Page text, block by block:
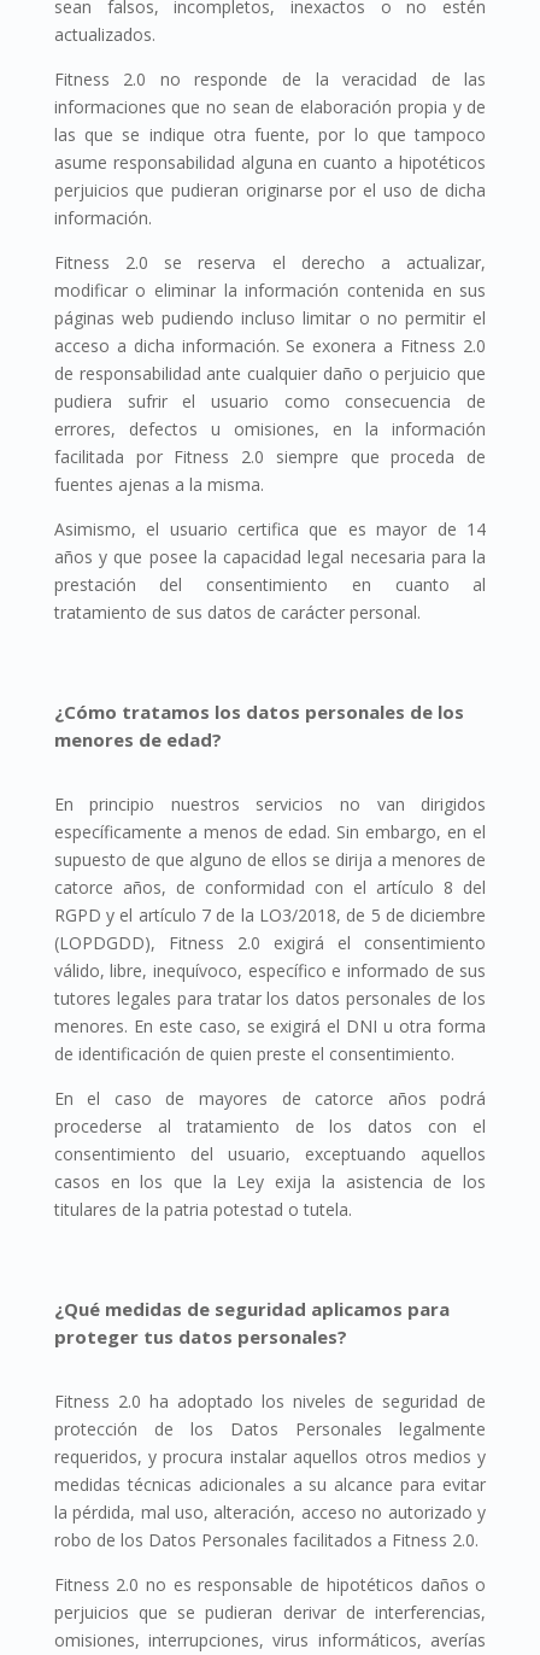
sean falsos, incompletos, inexactos o no estén
actualizados.
Fitness 2.0 no responde de la veracidad de las
informaciones que no sean de elaboración propia y de
las que se indique otra fuente, por lo que tampoco
asume responsabilidad alguna en cuanto a hipotéticos
perjuicios que pudieran originarse por el uso de dicha
información.
Fitness 2.0 se reserva el derecho a actualizar,
modificar o eliminar la información contenida en sus
páginas web pudiendo incluso limitar o no permitir el
acceso a dicha información. Se exonera a Fitness 2.0
de responsabilidad ante cualquier daño o perjuicio que
pudiera sufrir el usuario como consecuencia de
errores, defectos u omisiones, en la información
facilitada por Fitness 2.0 siempre que proceda de
fuentes ajenas a la misma.
Asimismo, el usuario certifica que es mayor de 14
años y que posee la capacidad legal necesaria para la
prestación del consentimiento en cuanto al
tratamiento de sus datos de carácter personal.
¿Cómo tratamos los datos personales de los
menores de edad?
En principio nuestros servicios no van dirigidos
específicamente a menos de edad. Sin embargo, en el
supuesto de que alguno de ellos se dirija a menores de
catorce años, de conformidad con el artículo 8 del
RGPD y el artículo 7 de la LO3/2018, de 5 de diciembre
(LOPDGDD), Fitness 2.0 exigirá el consentimiento
válido, libre, inequívoco, específico e informado de sus
tutores legales para tratar los datos personales de los
menores. En este caso, se exigirá el DNI u otra forma
de identificación de quien preste el consentimiento.
En el caso de mayores de catorce años podrá
procederse al tratamiento de los datos con el
consentimiento del usuario, exceptuando aquellos
casos en los que la Ley exija la asistencia de los
titulares de la patria potestad o tutela.
¿Qué medidas de seguridad aplicamos para
proteger tus datos personales?
Fitness 2.0 ha adoptado los niveles de seguridad de
protección de los Datos Personales legalmente
requeridos, y procura instalar aquellos otros medios y
medidas técnicas adicionales a su alcance para evitar
la pérdida, mal uso, alteración, acceso no autorizado y
robo de los Datos Personales facilitados a Fitness 2.0.
Fitness 2.0 no es responsable de hipotéticos daños o
perjuicios que se pudieran derivar de interferencias,
omisiones, interrupciones, virus informáticos, averías